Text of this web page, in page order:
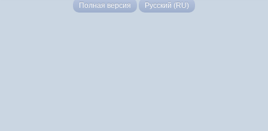
Полная версия Русский (RU)